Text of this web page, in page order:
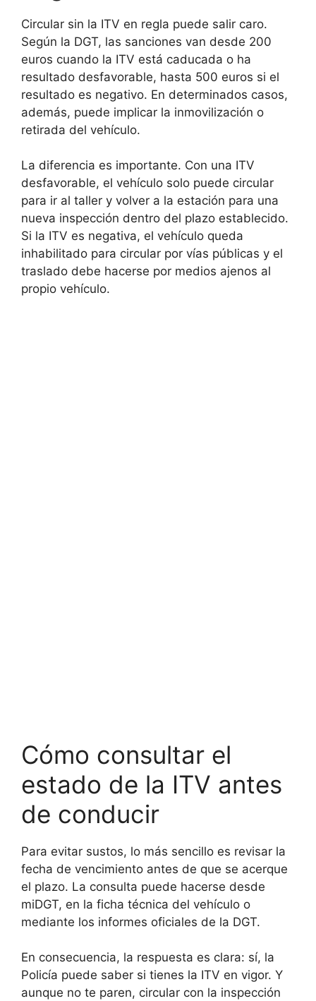
Circular sin la ITV en regla puede salir caro.
Según la DGT, las sanciones van desde 200
euros cuando la ITV está caducada o ha
resultado desfavorable, hasta 500 euros si el
resultado es negativo. En determinados casos,
además, puede implicar la inmovilización o
retirada del vehículo.
La diferencia es importante. Con una ITV
desfavorable, el vehículo solo puede circular
para ir al taller y volver a la estación para una
nueva inspección dentro del plazo establecido.
Si la ITV es negativa, el vehículo queda
inhabilitado para circular por vías públicas y el
traslado debe hacerse por medios ajenos al
propio vehículo.
Cómo consultar el
estado de la ITV antes
de conducir
Para evitar sustos, lo más sencillo es revisar la
fecha de vencimiento antes de que se acerque
el plazo. La consulta puede hacerse desde
miDGT, en la ficha técnica del vehículo o
mediante los informes oficiales de la DGT.
En consecuencia, la respuesta es clara: sí, la
Policía puede saber si tienes la ITV en vigor. Y
aunque no te paren, circular con la inspección